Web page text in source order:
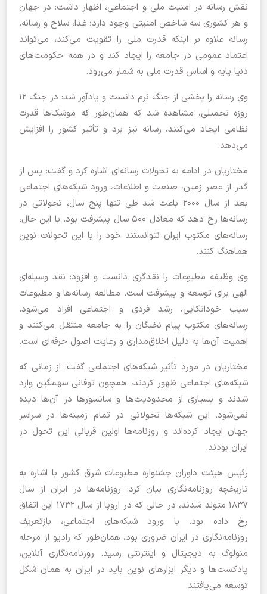
نقش رسانه در امنیت ملی و اجتماعی، اظهار داشت: در جهان
و هر کشوری سه شاخص امنیتی وجود دارد؛ غذا، سلاح و رسانه.
رسانه علاوه بر اینکه قدرت ملی را تقویت می‌کند، می‌تواند
اعتماد عمومی در جامعه را ایجاد کند و در همه حکومت‌های
دنیا پایه و اساس قدرت ملی به شمار می‌رود.
وی رسانه را بخشی از جنگ نرم دانست و یادآور شد: در جنگ ۱۲
روزه تحمیلی، مشاهده شد که همان‌طور که موشک‌ها قدرت
نظامی ایجاد می‌کنند، رسانه نیز برد و تأثیر کشور را افزایش
می‌دهد.
مختاریان در ادامه به تحولات رسانه‌ای اشاره کرد و گفت: پس از
گذر از عصر زمین، صنعت و اطلاعات، ورود شبکه‌های اجتماعی
بعد از سال ۲۰۰۰ باعث شد طی تنها پنج سال، تحولاتی در
رسانه‌ها رخ دهد که معادل ۵۰۰ سال پیشرفت بود. با این حال،
رسانه‌های مکتوب ایران نتوانستند خود را با این تحولات نوین
هماهنگ کنند.
وی وظیفه مطبوعات را نقدگری دانست و افزود: نقد وسیله‌ای
الهی برای توسعه و پیشرفت است. مطالعه رسانه‌ها و مطبوعات
سبب خوداتکایی، رشد فردی و اجتماعی افراد می‌شود.
رسانه‌های مکتوب پیام نخبگان را به جامعه منتقل می‌کنند و
اهمیت آن‌ها به دلیل اخلاق‌مداری و رعایت اصول حرفه‌ای است.
مختاریان در مورد تأثیر شبکه‌های اجتماعی گفت: از زمانی که
شبکه‌های اجتماعی ظهور کردند، همچون توفانی سهمگین وارد
شدند و بسیاری از محدودیت‌ها و سانسورها در آن‌ها دیده
نمی‌شود. این شبکه‌ها تحولاتی در تمام زمینه‌ها در سراسر
جهان ایجاد کرده‌اند و روزنامه‌ها اولین قربانی این تحول در
ایران بودند.
رئیس هیئت داوران جشنواره مطبوعات شرق کشور با اشاره به
تاریخچه روزنامه‌نگاری بیان کرد: روزنامه‌ها در ایران از سال
۱۸۳۷ متولد شدند، در حالی که در اروپا از سال ۱۷۳۲ این اتفاق
رخ داده بود. با ورود شبکه‌های اجتماعی، بازتعریف
روزنامه‌نگاری در ایران ضروری بود، همان‌طور که رادیو از مرحله
منولوگ به دیجیتال و اینترنتی رسید. روزنامه‌نگاری آنلاین،
پادکست‌ها و دیگر ابزارهای نوین باید در ایران به همان شکل
توسعه می‌یافتند.